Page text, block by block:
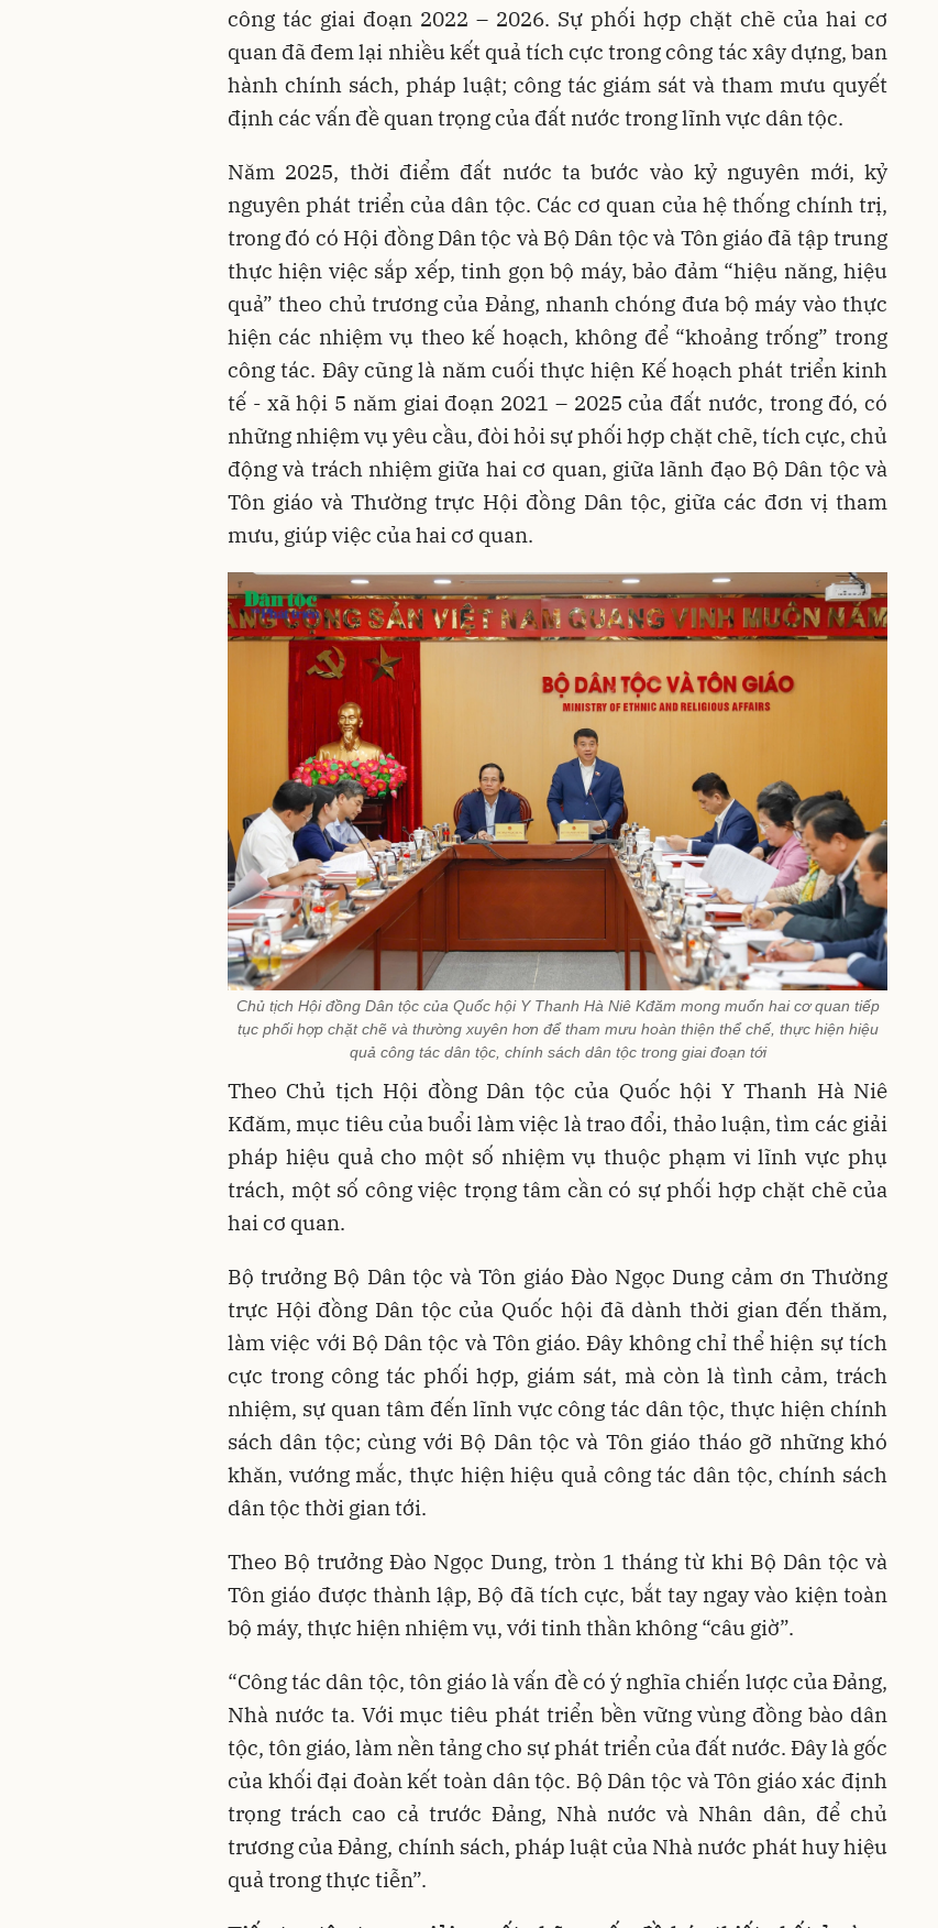
công tác giai đoạn 2022 – 2026. Sự phối hợp chặt chẽ của hai cơ
quan đã đem lại nhiều kết quả tích cực trong công tác xây dựng, ban
hành chính sách, pháp luật; công tác giám sát và tham mưu quyết
định các vấn đề quan trọng của đất nước trong lĩnh vực dân tộc.
Năm 2025, thời điểm đất nước ta bước vào kỷ nguyên mới, kỷ
nguyên phát triển của dân tộc. Các cơ quan của hệ thống chính trị,
trong đó có Hội đồng Dân tộc và Bộ Dân tộc và Tôn giáo đã tập trung
thực hiện việc sắp xếp, tinh gọn bộ máy, bảo đảm “hiệu năng, hiệu
quả” theo chủ trương của Đảng, nhanh chóng đưa bộ máy vào thực
hiện các nhiệm vụ theo kế hoạch, không để “khoảng trống” trong
công tác. Đây cũng là năm cuối thực hiện Kế hoạch phát triển kinh
tế - xã hội 5 năm giai đoạn 2021 – 2025 của đất nước, trong đó, có
những nhiệm vụ yêu cầu, đòi hỏi sự phối hợp chặt chẽ, tích cực, chủ
động và trách nhiệm giữa hai cơ quan, giữa lãnh đạo Bộ Dân tộc và
Tôn giáo và Thường trực Hội đồng Dân tộc, giữa các đơn vị tham
mưu, giúp việc của hai cơ quan.
Chủ tịch Hội đồng Dân tộc của Quốc hội Y Thanh Hà Niê Kđăm mong muốn hai cơ quan tiếp
tục phối hợp chặt chẽ và thường xuyên hơn để tham mưu hoàn thiện thể chế, thực hiện hiệu
quả công tác dân tộc, chính sách dân tộc trong giai đoạn tới
Theo Chủ tịch Hội đồng Dân tộc của Quốc hội Y Thanh Hà Niê
Kđăm, mục tiêu của buổi làm việc là trao đổi, thảo luận, tìm các giải
pháp hiệu quả cho một số nhiệm vụ thuộc phạm vi lĩnh vực phụ
trách, một số công việc trọng tâm cần có sự phối hợp chặt chẽ của
hai cơ quan.
Bộ trưởng Bộ Dân tộc và Tôn giáo Đào Ngọc Dung cảm ơn Thường
trực Hội đồng Dân tộc của Quốc hội đã dành thời gian đến thăm,
làm việc với Bộ Dân tộc và Tôn giáo. Đây không chỉ thể hiện sự tích
cực trong công tác phối hợp, giám sát, mà còn là tình cảm, trách
nhiệm, sự quan tâm đến lĩnh vực công tác dân tộc, thực hiện chính
sách dân tộc; cùng với Bộ Dân tộc và Tôn giáo tháo gỡ những khó
khăn, vướng mắc, thực hiện hiệu quả công tác dân tộc, chính sách
dân tộc thời gian tới.
Theo Bộ trưởng Đào Ngọc Dung, tròn 1 tháng từ khi Bộ Dân tộc và
Tôn giáo được thành lập, Bộ đã tích cực, bắt tay ngay vào kiện toàn
bộ máy, thực hiện nhiệm vụ, với tinh thần không “câu giờ”.
“Công tác dân tộc, tôn giáo là vấn đề có ý nghĩa chiến lược của Đảng,
Nhà nước ta. Với mục tiêu phát triển bền vững vùng đồng bào dân
tộc, tôn giáo, làm nền tảng cho sự phát triển của đất nước. Đây là gốc
của khối đại đoàn kết toàn dân tộc. Bộ Dân tộc và Tôn giáo xác định
trọng trách cao cả trước Đảng, Nhà nước và Nhân dân, để chủ
trương của Đảng, chính sách, pháp luật của Nhà nước phát huy hiệu
quả trong thực tiễn”.